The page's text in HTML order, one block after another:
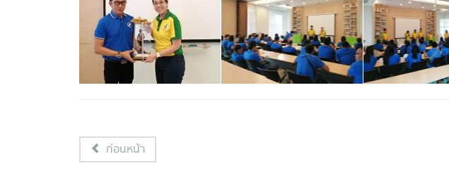
ก่อนหน้า